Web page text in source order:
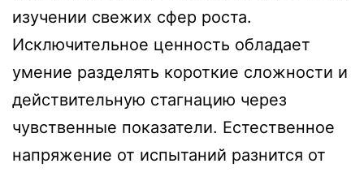
изучении свежих сфер роста.
Исключительное ценность обладает
умение разделять короткие сложности и
действительную стагнацию через
чувственные показатели. Естественное
напряжение от испытаний разнится от